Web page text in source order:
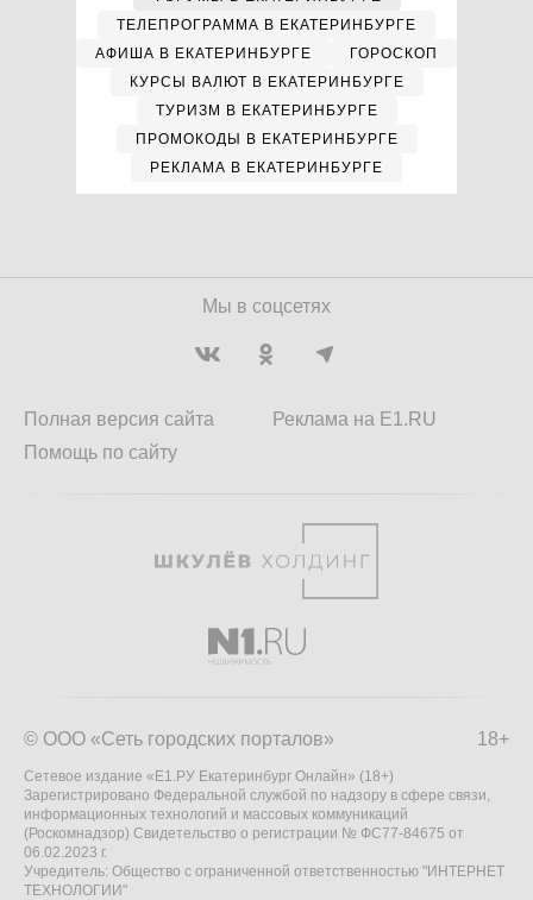
ТЕЛЕПРОГРАММА В ЕКАТЕРИНБУРГЕ
АФИША В ЕКАТЕРИНБУРГЕ
ГОРОСКОП
КУРСЫ ВАЛЮТ В ЕКАТЕРИНБУРГЕ
ТУРИЗМ В ЕКАТЕРИНБУРГЕ
ПРОМОКОДЫ В ЕКАТЕРИНБУРГЕ
РЕКЛАМА В ЕКАТЕРИНБУРГЕ
Мы в соцсетях
Полная версия сайта
Помощь по сайту
Реклама на E1.RU
18+
© ООО «Сеть городских порталов»
Сетевое издание «Е1.РУ Екатеринбург Онлайн» (18+)
Зарегистрировано Федеральной службой по надзору в сфере связи,
информационных технологий и массовых коммуникаций
(Роскомнадзор) Свидетельство о регистрации № ФС77-84675 от
06.02.2023 г.
Учредитель: Общество с ограниченной ответственностью "ИНТЕРНЕТ
ТЕХНОЛОГИИ"